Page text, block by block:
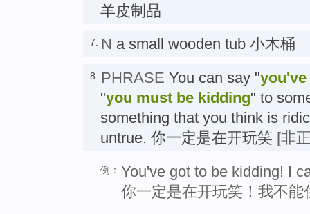
羊皮制品
7. N a small wooden tub 小木桶
8. PHRASE You can say "
"you must be kidding" to
something that you think is
untrue. 你一定是在开玩笑 [非
例： You've got to be kidding! I
你一定是在开玩笑！我不能